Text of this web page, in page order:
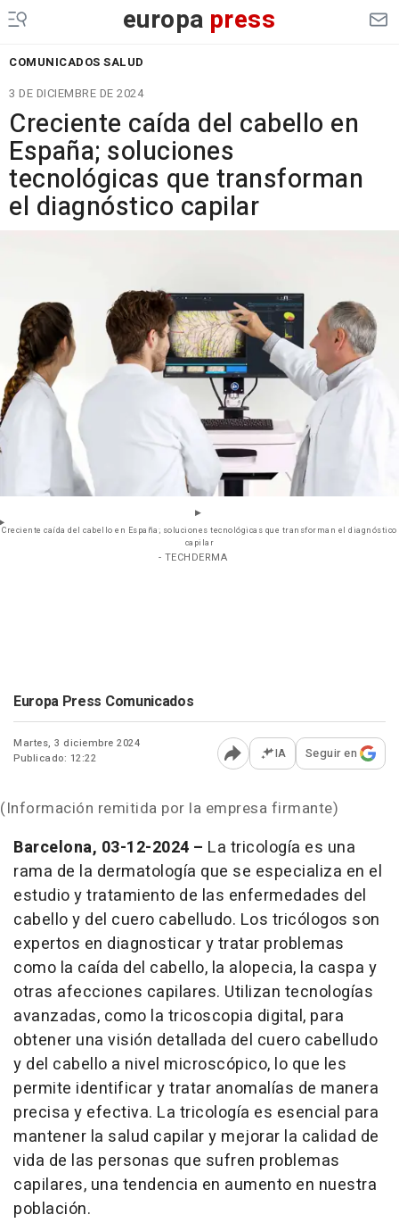
europa press
COMUNICADOS SALUD
3 DE DICIEMBRE DE 2024
Creciente caída del cabello en
España; soluciones
tecnológicas que transforman
el diagnóstico capilar
Creciente caída del cabello en España; soluciones tecnológicas que transforman el diagnóstico
capilar
- TECHDERMA
Europa Press Comunicados
Martes, 3 diciembre 2024
Publicado: 12:22
Abrir opciones para
IA Seguir en
(Información remitida por la empresa firmante)
Barcelona, 03-12-2024 – La tricología es una
rama de la dermatología que se especializa en el
estudio y tratamiento de las enfermedades del
cabello y del cuero cabelludo. Los tricólogos son
expertos en diagnosticar y tratar problemas
como la caída del cabello, la alopecia, la caspa y
otras afecciones capilares. Utilizan tecnologías
avanzadas, como la tricoscopia digital, para
obtener una visión detallada del cuero cabelludo
y del cabello a nivel microscópico, lo que les
permite identificar y tratar anomalías de manera
precisa y efectiva. La tricología es esencial para
mantener la salud capilar y mejorar la calidad de
vida de las personas que sufren problemas
capilares, una tendencia en aumento en nuestra
población.